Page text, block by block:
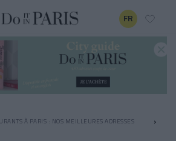
FR
À PARIS : NOS MEILLEURES ADRESSES